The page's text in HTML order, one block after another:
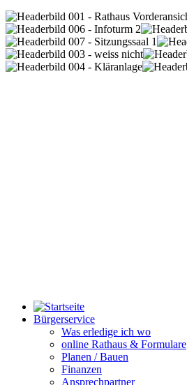
Bürgerservice
Was erledige ich wo
online Rathaus & Formulare
Planen / Bauen
Finanzen
Ansprechpartner